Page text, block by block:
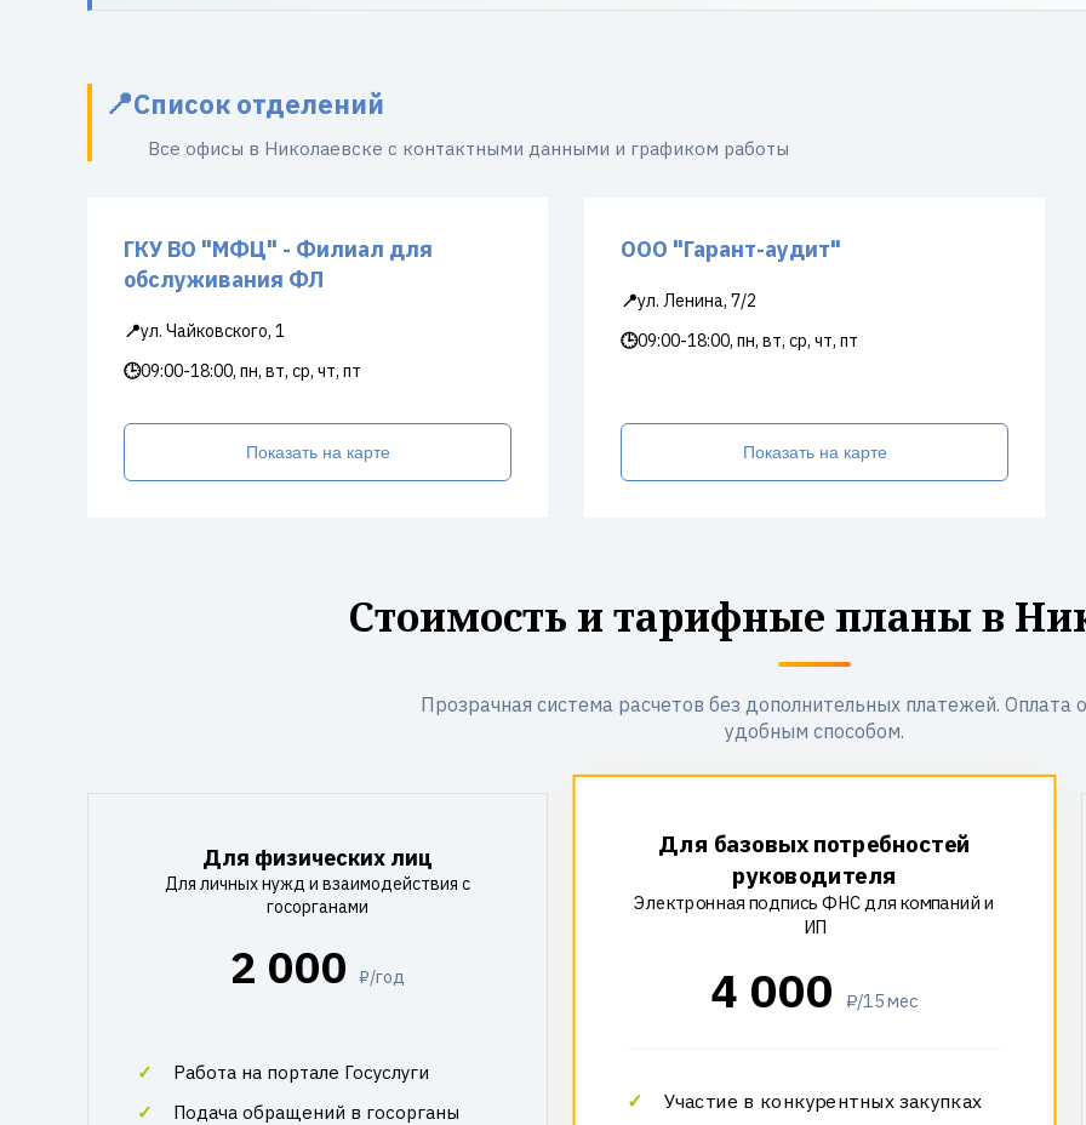
Список отделений
Все офисы в Николаевске с контактными данными и графиком работы
ГКУ ВО "МФЦ" - Филиал для
обслуживания ФЛ
📍ул. Чайковского, 1
🕒09:00-18:00, пн, вт, ср, чт, пт
Показать на карте
ООО "Гарант-аудит"
📍ул. Ленина, 7/2
🕒09:00-18:00, пн, вт, ср, чт, пт
Показать на карте
Стоимость и тарифные планы в
Прозрачная система расчетов без дополнительных платежей. Оплата
удобным способом.
Для физических лиц
Для личных нужд и взаимодействия с
госорганами
2 000 ₽/год
Работа на портале Госуслуги
Подача обращений в госорганы
Для базовых потребностей
руководителя
Электронная подпись ФНС для компаний и
ИП
4 000 ₽/15 мес
Участие в конкурентных закупках